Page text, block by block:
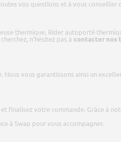
vos questions et à vous conseiller
thermique, Rider autoporté
n’hésitez pas à contacter nos
vous garantissons ainsi un
finalisez votre commande. Grâce à
à Swap pour vous accompagner.